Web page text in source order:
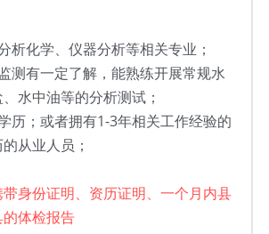
析化学、仪器分析等相关专业；
测有一定了解，能熟练开展常规水
水中油等的分析测试；
历；或者拥有1-3年相关工作经验的
从业人员；
身份证明、资历证明、一个月内县
体检报告